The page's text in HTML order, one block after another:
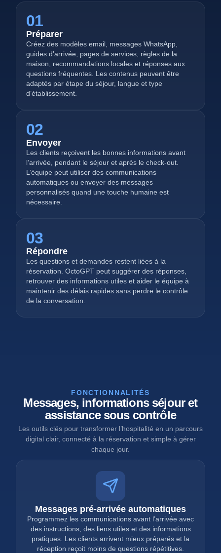
01
Préparer
Créez des modèles email, messages WhatsApp,
guides d’arrivée, pages de services, règles de la
maison, recommandations locales et réponses aux
questions fréquentes. Les contenus peuvent être
adaptés par étape du séjour, langue et type
d’établissement.
02
Envoyer
Les clients reçoivent les bonnes informations avant
l’arrivée, pendant le séjour et après le check-out.
L’équipe peut utiliser des communications
automatiques ou envoyer des messages
personnalisés quand une touche humaine est
nécessaire.
03
Répondre
Les questions et demandes restent liées à la
réservation. OctoGPT peut suggérer des réponses,
retrouver des informations utiles et aider le équipe à
maintenir des délais rapides sans perdre le contrôle
de la conversation.
FONCTIONNALITÉS
Messages, informations séjour et
assistance sous contrôle
Les outils clés pour transformer l’hospitalité en un parcours
digital clair, connecté à la réservation et simple à gérer
chaque jour.
Messages pré-arrivée automatiques
Programmez les communications avant l’arrivée avec
des instructions, des liens utiles et des informations
pratiques. Les clients arrivent mieux préparés et la
réception reçoit moins de questions répétitives.